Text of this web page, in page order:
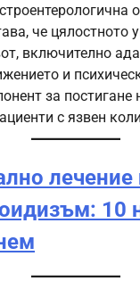
че цялостното
включително
и
за постигане
с язвен
лечение
10